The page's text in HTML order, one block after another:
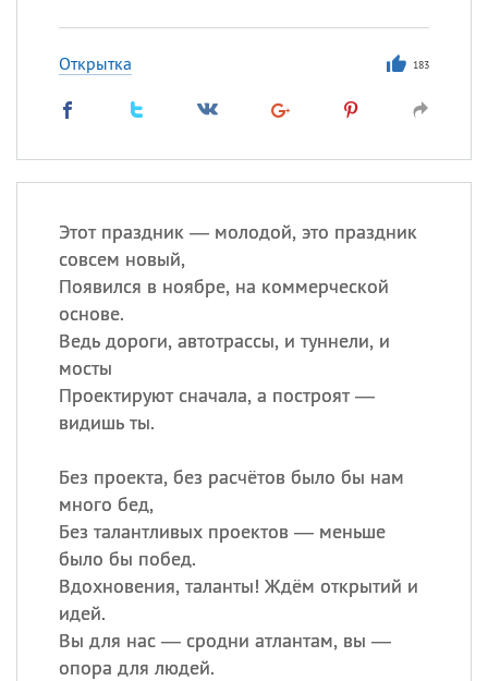
Открытка 183
Этот праздник — молодой, это праздник
совсем новый,
Появился в ноябре, на коммерческой
основе.
Ведь дороги, автотрассы, и туннели, и
мосты
Проектируют сначала, а построят —
видишь ты.
Без проекта, без расчётов было бы нам
много бед,
Без талантливых проектов — меньше
было бы побед.
Вдохновения, таланты! Ждём открытий и
идей.
Вы для нас — сродни атлантам, вы —
опора для людей.